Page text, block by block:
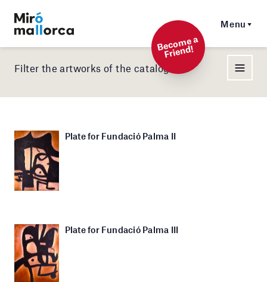
Menu
Beco
me a
Friend!
Filter the artworks of the catalog
Plate for Fundació Palma II
Plate for Fundació Palma III